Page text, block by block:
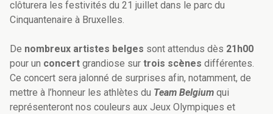
clôturera les festivités du 21 juillet dans le parc du
Cinquantenaire à Bruxelles.
De nombreux artistes belges sont attendus dès 21h00
pour un concert grandiose sur trois scènes différentes.
Ce concert sera jalonné de surprises afin, notamment, de
mettre à l’honneur les athlètes du Team Belgium qui
représenteront nos couleurs aux Jeux Olympiques et